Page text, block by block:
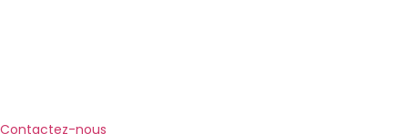
Contactez-nous